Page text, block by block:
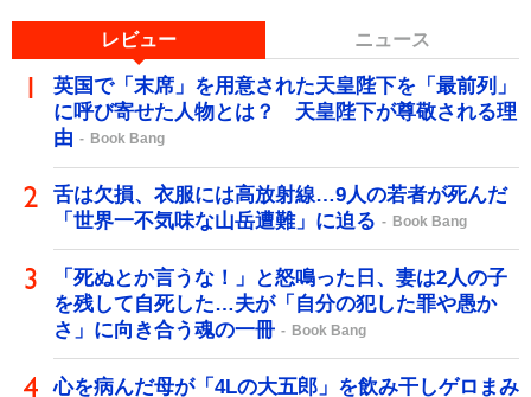
レビュー ニュース
英国で「末席」を用意された天皇陛下を「最前列」
に呼び寄せた人物とは？ 天皇陛下が尊敬される理
由
Book Bang
舌は欠損、衣服には高放射線…9人の若者が死んだ
「世界一不気味な山岳遭難」に迫る
Book Bang
「死ぬとか言うな！」と怒鳴った日、妻は2人の子
を残して自死した…夫が「自分の犯した罪や愚か
さ」に向き合う魂の一冊
Book Bang
心を病んだ母が「4Lの大五郎」を飲み干しゲロまみ